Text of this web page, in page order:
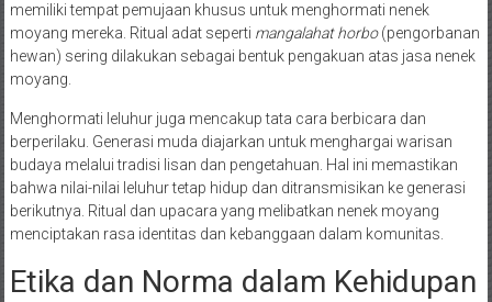
memiliki tempat pemujaan khusus untuk menghormati nenek
moyang mereka. Ritual adat seperti mangalahat horbo(pengorbanan
hewan) sering dilakukan sebagai bentuk pengakuan atas jasa nenek
moyang.
Menghormati leluhur juga mencakup tata cara berbicara dan
berperilaku. Generasi muda diajarkan untuk menghargai warisan
budaya melalui tradisi lisan dan pengetahuan. Hal ini memastikan
bahwa nilai-nilai leluhur tetap hidup dan ditransmisikan ke generasi
berikutnya. Ritual dan upacara yang melibatkan nenek moyang
menciptakan rasa identitas dan kebanggaan dalam komunitas.
Etika dan Norma dalam Kehidupan